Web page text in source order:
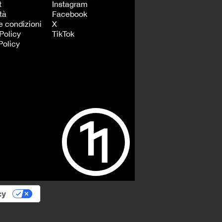
condizioni
Instagram
Facebook
X
TikTok